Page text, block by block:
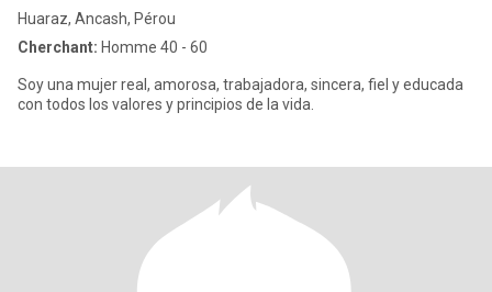
Huaraz, Ancash, Pérou
Cherchant: Homme 40 - 60
Soy una mujer real, amorosa, trabajadora, sincera, fiel y educada
con todos los valores y principios de la vida.